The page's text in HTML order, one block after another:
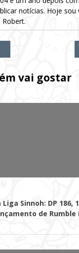
notícias. Hoje
Robert.
vai gostar
Sinnoh: DP 186,
de Rumble